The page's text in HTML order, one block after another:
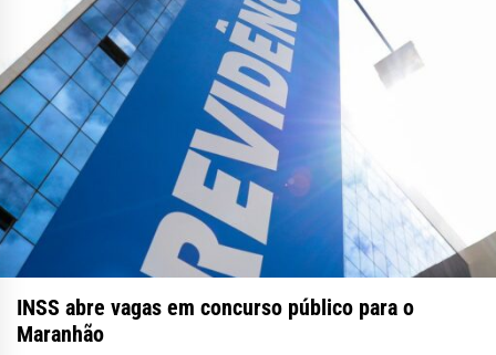
INSS abre vagas em concurso público para o
Maranhão